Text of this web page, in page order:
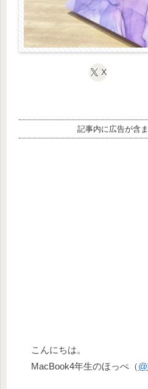
X
記事内に広告が含
こんにちは。
MacBook4年生のほっぺ（